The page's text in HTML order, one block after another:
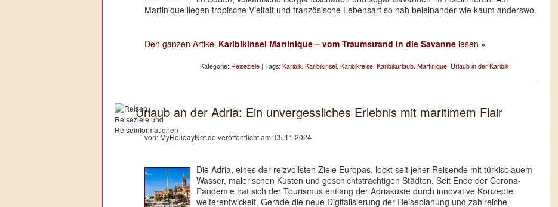
Martinique liegen tropische Vielfalt und französische Lebensart so nah beieinander wie kaum anderswo.
Den ganzen Artikel Karibikinsel Martinique – vom Traumstrand in die Savanne lesen »
Kategorie: Reiseziele | Tags: Karibik, Karibikinsel, Karibikreise, Karibikurlaub, Martinique, Urlaub in der Karibik
Urlaub an der Adria: Ein unvergessliches Erlebnis mit maritimem Flair
von: MyHolidayNet.de veröffentlicht am: 05.11.2024
Die Adria, eines der reizvollsten Ziele Europas, lockt seit jeher Reisende mit türkisblauem
Wasser, malerischen Küsten und geschichtsträchtigen Städten. Seit Ende der Corona-
Pandemie hat sich der Tourismus entlang der Adriaküste durch innovative Konzepte
weiterentwickelt. Gerade die neue Digitalisierung der Reiseplanung und zahlreiche